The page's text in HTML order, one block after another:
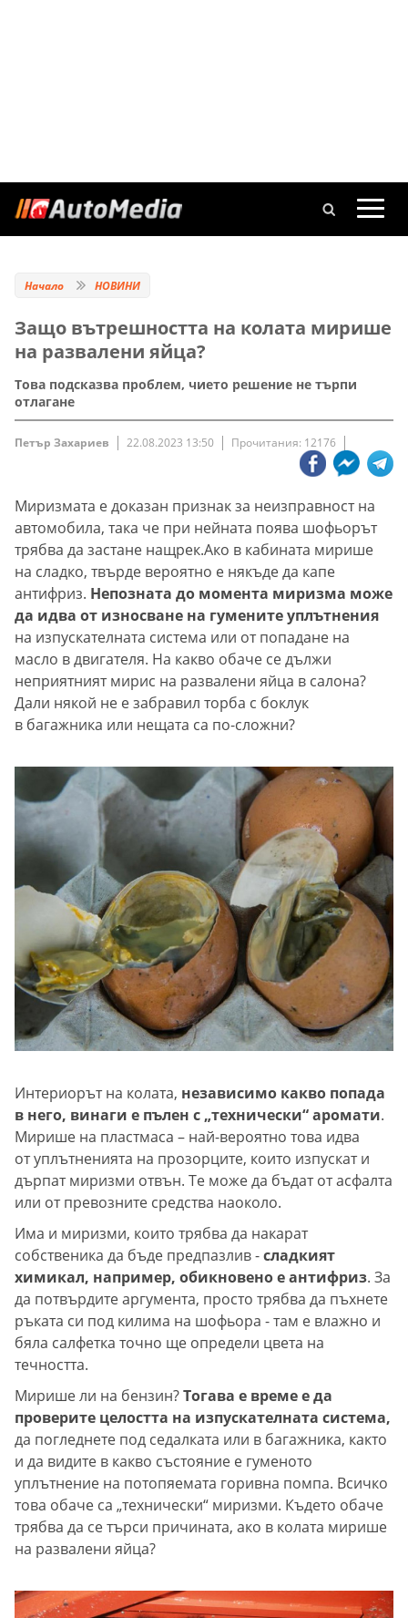
Начало НОВИНИ
Защо вътрешността на колата мирише
на развалени яйца?
Това подсказва проблем, чието решение не търпи
отлагане
Петър Захариев 22.08.2023 13:50 Прочитания: 12176
Миризмата е доказан признак за неизправност на
автомобила, така че при нейната поява шофьорът
трябва да застане нащрек.Ако в кабината мирише
на сладко, твърде вероятно е някъде да капе
антифриз. Непозната до момента миризма може
да идва от износване на гумените уплътнения
на изпускателната система или от попадане на
масло в двигателя. На какво обаче се дължи
неприятният мирис на развалени яйца в салона?
Дали някой не е забравил торба с боклук
в багажника или нещата са по-сложни?
Интериорът на колата, независимо какво попада
в него, винаги е пълен с „технически“ аромати.
Мирише на пластмаса – най-вероятно това идва
от уплътненията на прозорците, които изпускат и
дърпат миризми отвън. Те може да бъдат от асфалта
или от превозните средства наоколо.
Има и миризми, които трябва да накарат
собственика да бъде предпазлив -сладкият
химикал, например, обикновено е антифриз. За
да потвърдите аргумента, просто трябва да пъхнете
ръката си под килима на шофьора - там е влажно и
бяла салфетка точно ще определи цвета на
течността.
Мирише ли на бензин?Тогава е време е да
проверите целостта на изпускателната система,
да погледнете под седалката или в багажника, както
и да видите в какво състояние е гуменото
уплътнение на потопяемата горивна помпа. Всичко
това обаче са „технически“ миризми. Където обаче
трябва да се търси причината, ако в колата мирише
на развалени яйца?